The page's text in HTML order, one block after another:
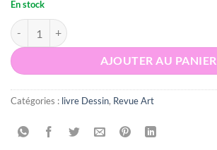
En stock
quantité de Aristide n°4
AJOUTER AU PANIER
Catégories : livre Dessin, Revue Art